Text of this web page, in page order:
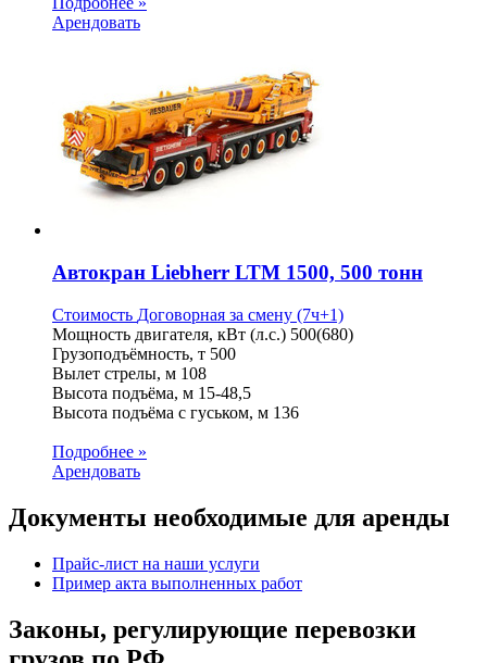
Арендовать
Автокран Liebherr LTM 1500, 500 тонн
Стоимость Договорная за смену (7ч+1)
Мощность двигателя, кВт (л.с.) 500(680)
Грузоподъёмность, т 500
Вылет стрелы, м 108
Высота подъёма, м 15-48,5
Высота подъёма с гуськом, м 136
Подробнее »
Арендовать
Документы необходимые для аренды
Прайс-лист на наши услуги
Пример акта выполненных работ
Законы, регулирующие перевозки